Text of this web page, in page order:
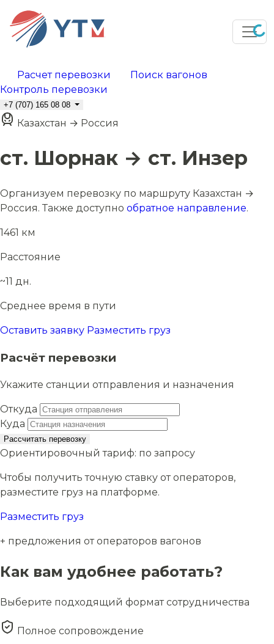
Расчет перевозки
Поиск вагонов
Контроль перевозки
+7 (707) 165 08 08
Казахстан → Россия
ст. Шорнак → ст. Инзер
Организуем перевозку по маршруту Казахстан →
Россия. Также доступно обратное направление.
1461 км
Расстояние
~11 дн.
Среднее время в пути
Оставить заявку Разместить груз
Расчёт перевозки
Укажите станции отправления и назначения
Откуда
Куда
Рассчитать перевозку
Ориентировочный тариф: по запросу
Чтобы получить точную ставку от операторов,
разместите груз на платформе.
Разместить груз
+ предложения от операторов вагонов
Как вам удобнее работать?
Выберите подходящий формат сотрудничества
Полное сопровождение